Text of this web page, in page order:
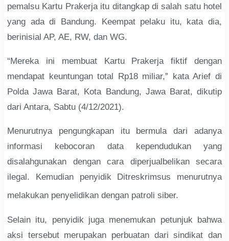
pemalsu Kartu Prakerja itu ditangkap di salah satu hotel
yang ada di Bandung. Keempat pelaku itu, kata dia,
berinisial AP, AE, RW, dan WG.
“Mereka ini membuat Kartu Prakerja fiktif dengan
mendapat keuntungan total Rp18 miliar,” kata Arief di
Polda Jawa Barat, Kota Bandung, Jawa Barat, dikutip
dari Antara, Sabtu (4/12/2021).
Menurutnya pengungkapan itu bermula dari adanya
informasi kebocoran data kependudukan yang
disalahgunakan dengan cara diperjualbelikan secara
ilegal. Kemudian penyidik Ditreskrimsus menurutnya
melakukan penyelidikan dengan patroli siber.
Selain itu, penyidik juga menemukan petunjuk bahwa
aksi tersebut merupakan perbuatan dari sindikat dan